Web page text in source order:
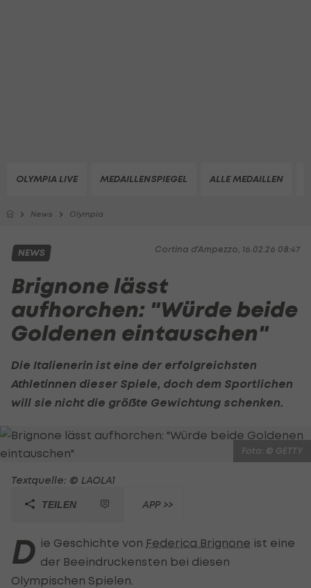
OLYMPIA LIVE MEDAILLENSPIEGEL ALLE MEDAILLEN
News Olympia
Cortina d'Ampezzo, 16.02.26 08:47
NEWS
Brignone lässt
aufhorchen: "Würde beide
Goldenen eintauschen"
Die Italienerin ist eine der erfolgreichsten
Athletinnen dieser Spiele, doch dem Sportlichen
will sie nicht die größte Gewichtung schenken.
Foto: © GETTY
Textquelle: © LAOLA1
TEILEN APP >>
D ie Geschichte von Federica Brignone ist eine
der Beeindruckensten bei diesen
Olympischen Spielen.